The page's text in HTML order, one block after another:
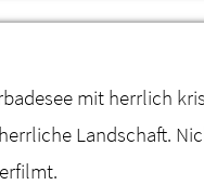
mit herrlich
Landschaft.